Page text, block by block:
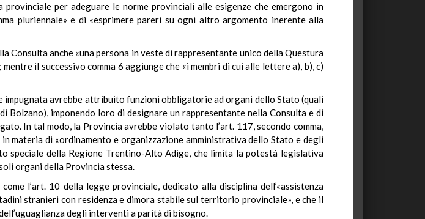
per adeguare le norme provinciali alle esigenze che emergono in
pluriennale» e di «esprimere pareri su ogni altro argomento inerente alla
Consulta anche «una persona in veste di rappresentante unico della Questura
il successivo comma 6 aggiunge che «i membri di cui alle lettere a), b), c)
avrebbe attribuito funzioni obbligatorie ad organi dello Stato (quali
imponendo loro di designare un rappresentante nella Consulta e di
In tal modo, la Provincia avrebbe violato tanto l’art. 117, secondo comma,
materia di «ordinamento e organizzazione amministrativa dello Stato e degli
speciale della Regione Trentino-Alto Adige, che limita la potestà legislativa
organi della Provincia stessa.
l’art. 10 della legge provinciale, dedicato alla disciplina dell’«assistenza
stranieri con residenza e dimora stabile sul territorio provinciale», e che il
degli interventi a parità di bisogno.